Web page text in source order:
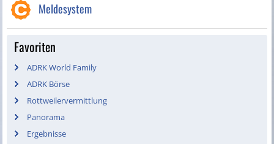
Meldesystem
Favoriten
ADRK World Family
ADRK Börse
Rottweilervermittlung
Panorama
Ergebnisse